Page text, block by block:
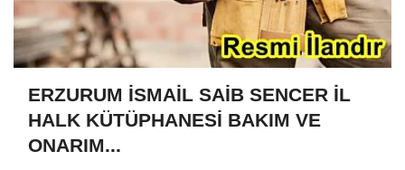
ERZURUM İSMAİL SAİB SENCER İL
HALK KÜTÜPHANESİ BAKIM VE
ONARIM...